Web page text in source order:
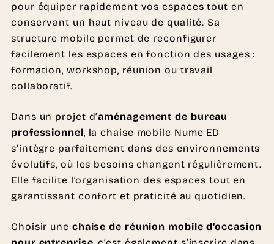
pour équiper rapidement vos espaces tout en
conservant un haut niveau de qualité. Sa
structure mobile permet de reconfigurer
facilement les espaces en fonction des usages :
formation, workshop, réunion ou travail
collaboratif.
Dans un projet d’aménagement de bureau
professionnel, la chaise mobile Nume ED
s’intègre parfaitement dans des environnements
évolutifs, où les besoins changent régulièrement.
Elle facilite l’organisation des espaces tout en
garantissant confort et praticité au quotidien.
Choisir une chaise de réunion mobile d’occasion